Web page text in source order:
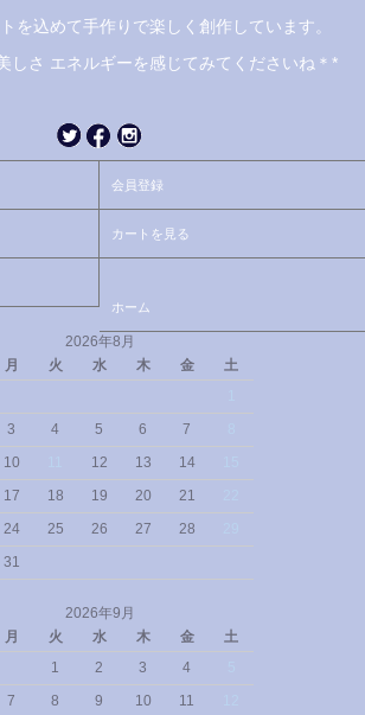
を込めて手作りで楽しく創作しています。
しさ エネルギーを感じてみてくださいね＊*
会員登録
カートを見る
ホーム
2026年8月
月 火 水 木 金
土
3 4 5 6 7
10 12 13 14
17 18 19 20 21
24 25 26 27 28
31
2026年9月
月 火 水 木 金
土
1
2 3 4
7 8 9 10 11